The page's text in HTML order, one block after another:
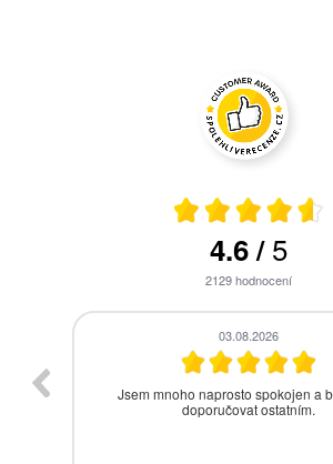
4.6/5
2129hodnocení
28.07.2026
Bezproblémová komunikace, rychlé
drobného problému.